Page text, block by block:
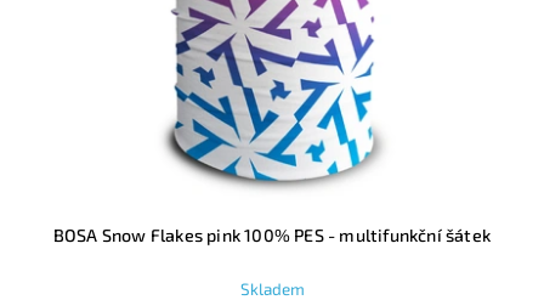
BOSA Snow Flakes pink 100% PES - multifunkční šátek
Skladem